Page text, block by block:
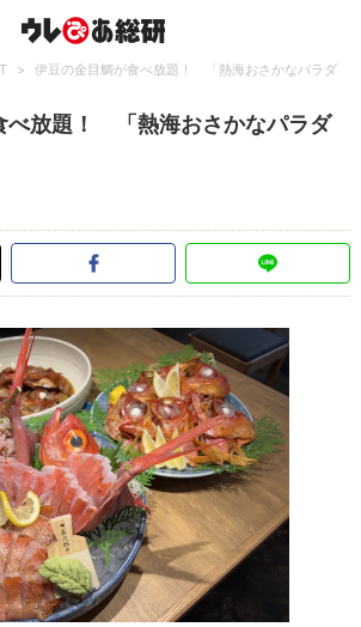
>
伊豆の金目鯛が食べ放題！ 「熱海おさかなパラダ
べ放題！ 「熱海おさかなパラダ